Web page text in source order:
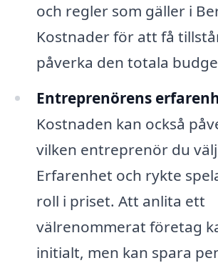
och regler som gäller i
Kostnader för att få
påverka den totala
Entreprenörens
Kostnaden kan också
vilken entreprenör du
Erfarenhet och rykte
roll i priset. Att anlita ett
välrenommerat företag
initialt, men kan spara